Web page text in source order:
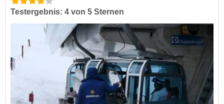
Testergebnis: 4 von 5 Sternen